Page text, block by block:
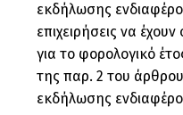
εκδήλωσης
επιχειρήσεις να
για το φορολογικό
της παρ. 2 του
εκδήλωσης